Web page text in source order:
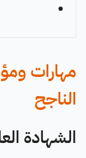
مهارات
الناجح
الشهادة